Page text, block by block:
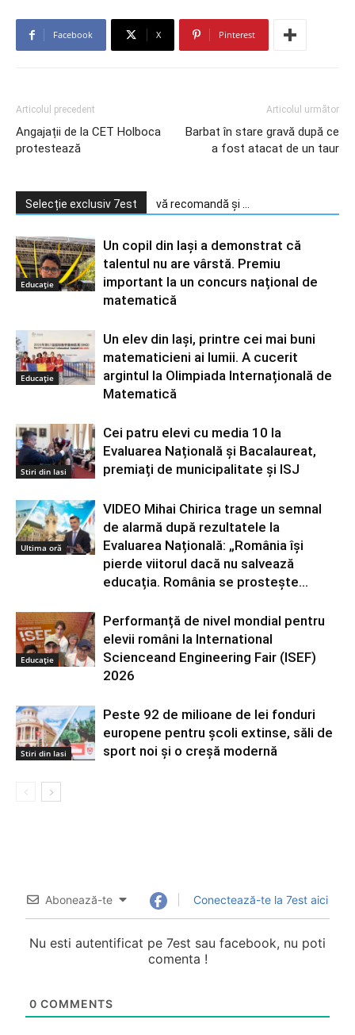
Facebook X Pinterest
Articolul precedent
Angajații de la CET Holboca
protestează
Articolul următor
Barbat în stare gravă după ce
a fost atacat de un taur
Selecție exclusiv 7est vă recomandă și ...
Educație
Un copil din Iași a demonstrat că
talentul nu are vârstă. Premiu
important la un concurs național de
matematică
Educație
Un elev din Iași, printre cei mai buni
matematicieni ai lumii. A cucerit
argintul la Olimpiada Internațională de
Matematică
Stiri din Iasi
Cei patru elevi cu media 10 la
Evaluarea Națională și Bacalaureat,
premiați de municipalitate și ISJ
Ultima oră
VIDEO Mihai Chirica trage un semnal
de alarmă după rezultatele la
Evaluarea Națională: „România își
pierde viitorul dacă nu salvează
educația. România se prostește...
Educație
Performanță de nivel mondial pentru
elevii români la International
Scienceand Engineering Fair (ISEF)
2026
Stiri din Iasi
Peste 92 de milioane de lei fonduri
europene pentru școli extinse, săli de
sport noi și o creșă modernă
Abonează-te Conectează-te la 7est aici
Nu esti autentificat pe 7est sau facebook, nu poti
comenta !
0 COMMENTS